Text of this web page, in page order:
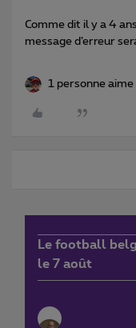
Comme dit il y a 4
message d’erreur
1 personne aime
Le football
le 7 août